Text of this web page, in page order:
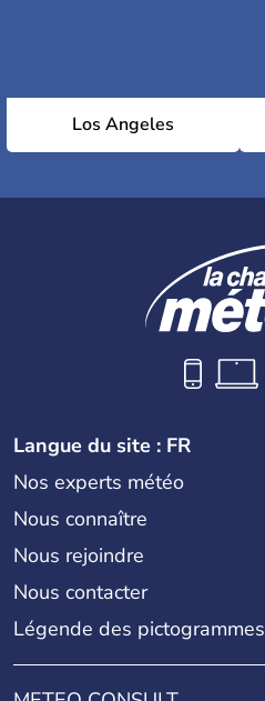
Los Angeles
Langue du site : FR
Nos experts météo
Nous connaître
Nous rejoindre
Nous contacter
Légende des pictogrammes